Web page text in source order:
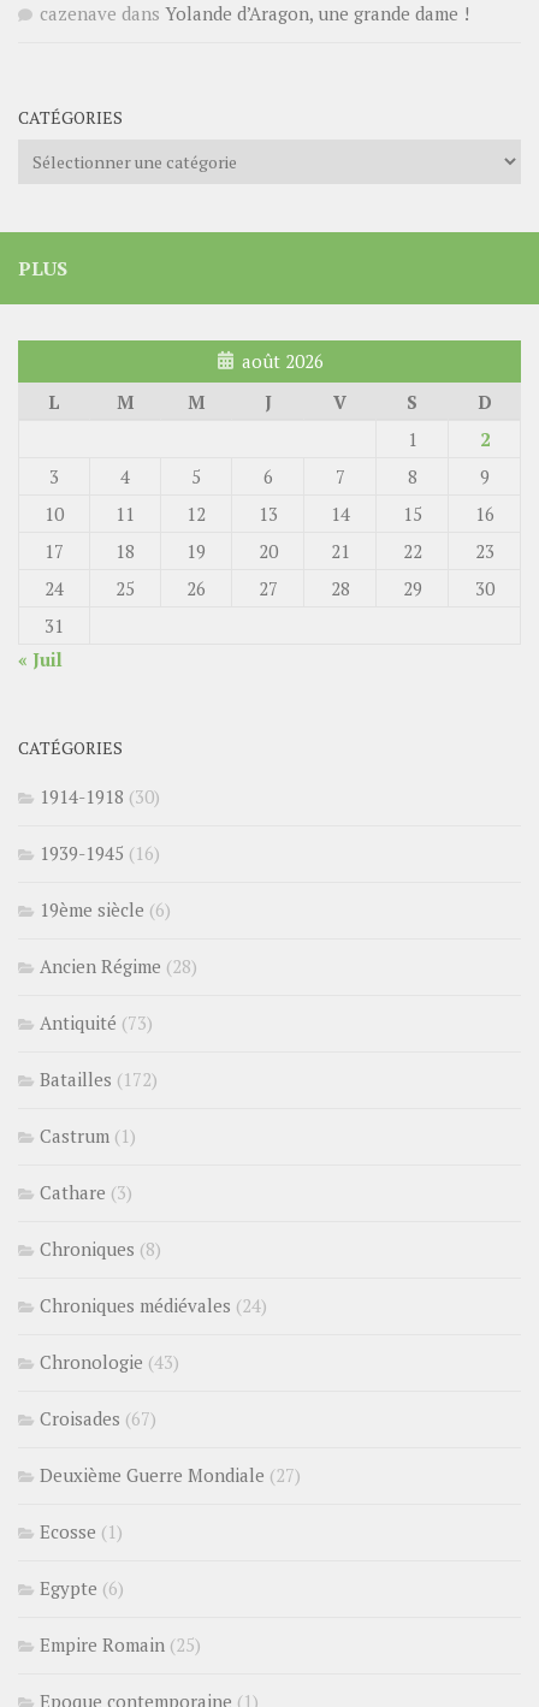
cazenave dans Yolande d’Aragon, une grande dame !
CATÉGORIES
Catégories
PLUS
août 2026
L
M M J V S
D
1
2
3
4 5 6 7 8
9
10
11 12 13 14 15
16
17
18 19 20 21 22
23
24
25 26 27 28 29
30
31
« Juil
CATÉGORIES
1914-1918 (30)
1939-1945 (16)
19ème siècle (6)
Ancien Régime (28)
Antiquité (73)
Batailles (172)
Castrum (1)
Cathare (3)
Chroniques (8)
Chroniques médiévales (24)
Chronologie (43)
Croisades (67)
Deuxième Guerre Mondiale (27)
Ecosse (1)
Egypte (6)
Empire Romain (25)
Epoque contemporaine (1)